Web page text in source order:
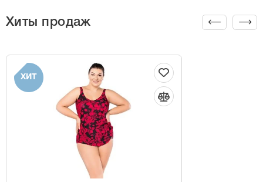
Хиты продаж
ХИТ